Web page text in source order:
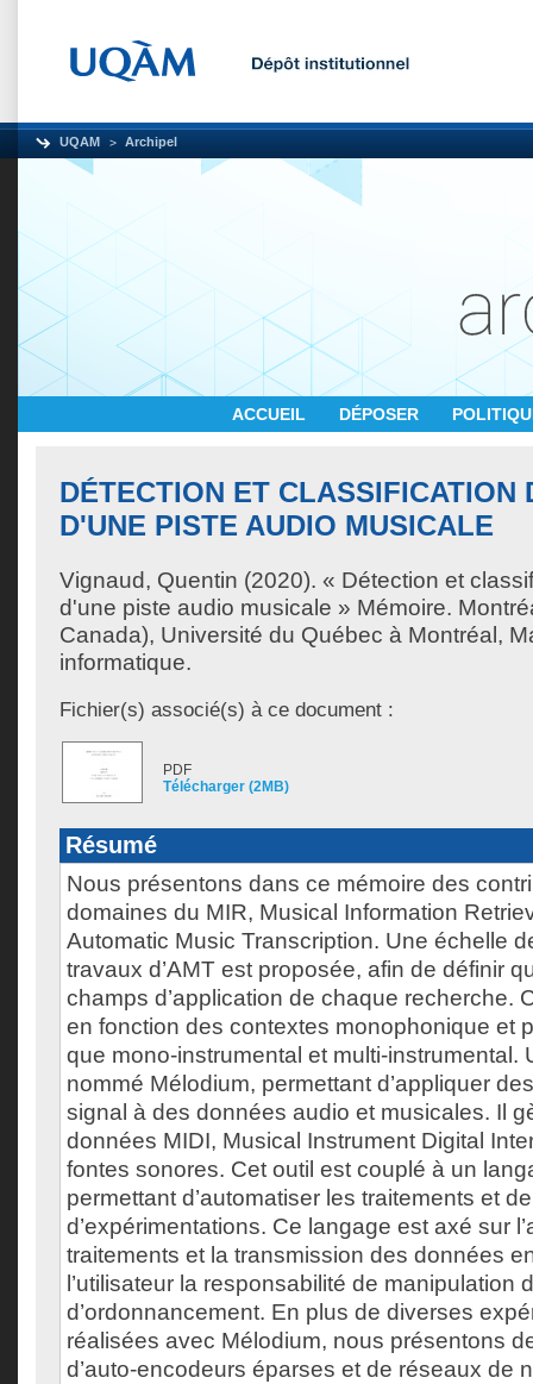
UQAM Archipel
ACCUEIL DÉPOSER
DÉTECTION ET CLASSIFICATION
D'UNE PISTE AUDIO MUSICALE
Vignaud, Quentin (2020). « Détection et
d'une piste audio musicale » Mémoire.
Canada), Université du Québec à Montréal,
informatique.
Fichier(s) associé(s) à ce document :
PDF
Télécharger (2MB)
Résumé
Nous présentons dans ce mémoire des
domaines du MIR, Musical Information
Automatic Music Transcription. Une échelle
travaux d’AMT est proposée, afin de définir
champs d’application de chaque recherche.
en fonction des contextes monophonique et
que mono-instrumental et multi-instrumental.
nommé Mélodium, permettant d’appliquer
signal à des données audio et musicales. Il
données MIDI, Musical Instrument Digital
fontes sonores. Cet outil est couplé à un
permettant d’automatiser les traitements et
d’expérimentations. Ce langage est axé sur
traitements et la transmission des données
l’utilisateur la responsabilité de manipulation
d’ordonnancement. En plus de diverses
réalisées avec Mélodium, nous présentons
d’auto-encodeurs éparses et de réseaux de